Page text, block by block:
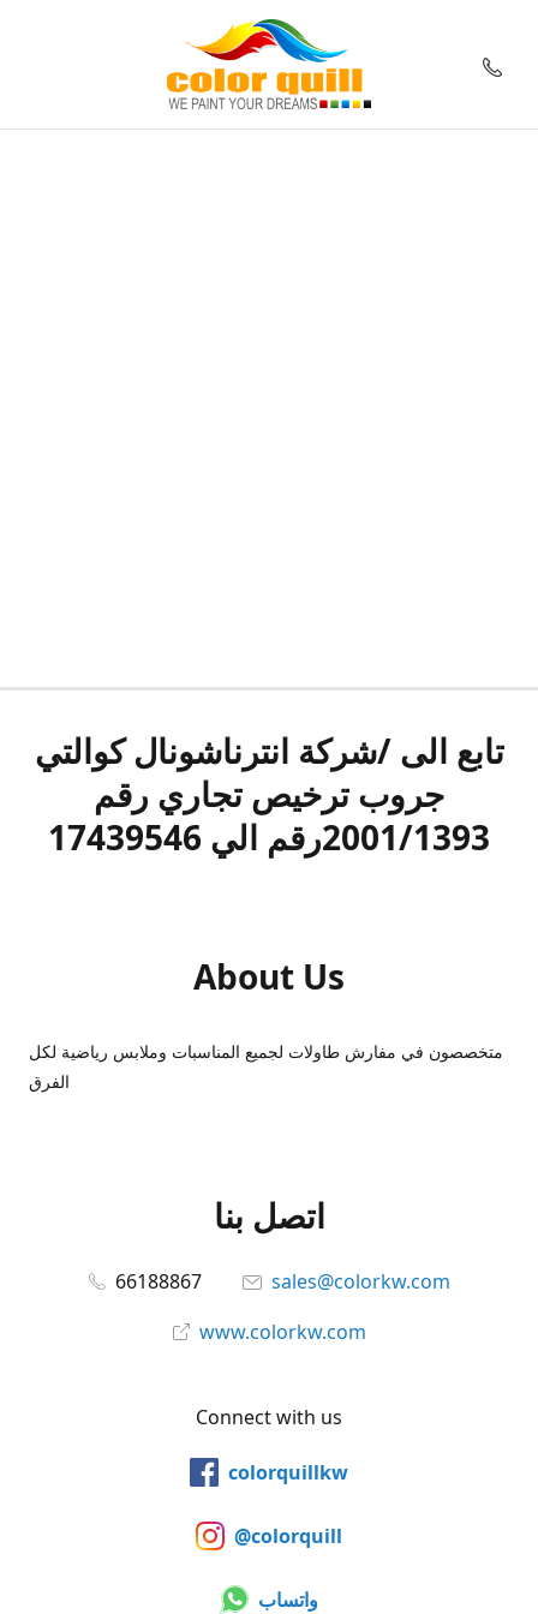
تابع الى /شركة انترناشونال كوالتي
جروب ترخيص تجاري رقم
2001/1393رقم الي 17439546
About Us
متخصصون في مفارش طاولات لجميع المناسبات وملابس رياضية لكل
الفرق
اتصل بنا
66188867
sales@colorkw.com
www.colorkw.com
Connect with us
colorquillkw
@colorquill
واتساب